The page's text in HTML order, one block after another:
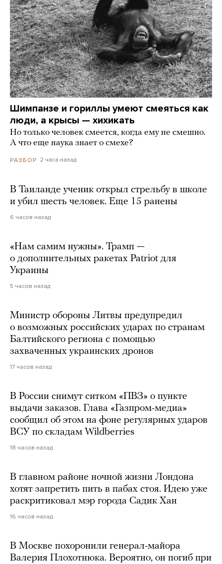
Шимпанзе и гориллы умеют смеяться как
люди, а крысы — хихикать
Но только человек смеется, когда ему не смешно.
А что еще наука знает о смехе?
РАЗБОР 2 часа назад
В Таиланде ученик открыл стрельбу в школе
и убил шесть человек. Еще 15 ранены
6 часов назад
«Нам самим нужны». Трамп —
о дополнительных ракетах Patriot для
Украины
5 часов назад
Министр обороны Литвы предупредил
о возможных российских ударах по странам
Балтийского региона с помощью
захваченных украинских дронов
17 часов назад
В России снимут ситком «ПВЗ» о пункте
выдачи заказов. Глава «Газпром-медиа»
сообщил об этом на фоне регулярных ударов
ВСУ по складам Wildberries
18 часов назад
В главном районе ночной жизни Лондона
хотят запретить пить в пабах стоя. Идею уже
раскритиковал мэр города Садик Хан
16 часов назад
В Москве похоронили генерал-майора
Валерия Плохотнюка. Вероятно, он погиб при